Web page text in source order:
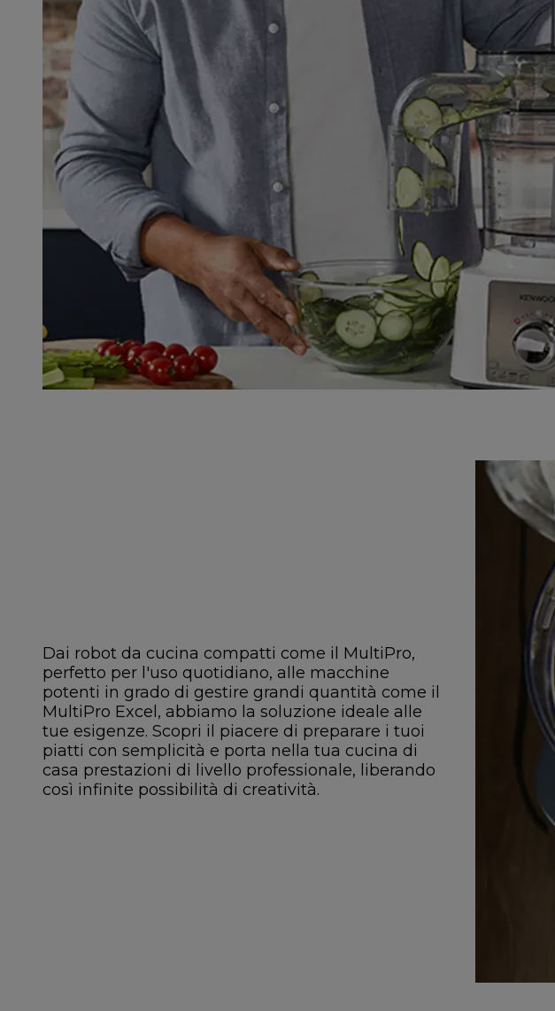
Dai robot da cucina compatti come il MultiPro,
perfetto per l'uso quotidiano, alle macchine
potenti in grado di gestire grandi quantità come il
MultiPro Excel, abbiamo la soluzione ideale alle
tue esigenze. Scopri il piacere di preparare i tuoi
piatti con semplicità e porta nella tua cucina di
casa prestazioni di livello professionale, liberando
così infinite possibilità di creatività.